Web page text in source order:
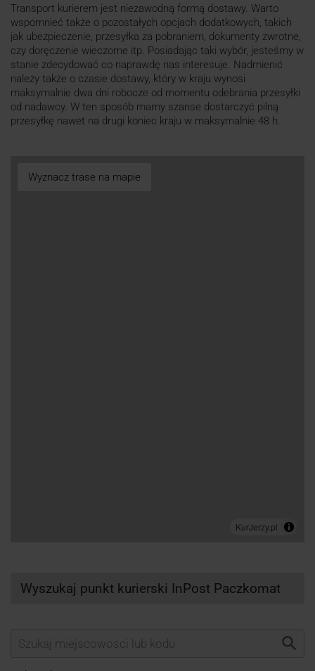
Transport kurierem jest niezawodną formą dostawy. Warto
wspomnieć także o pozostałych opcjach dodatkowych, takich
jak ubezpieczenie, przesyłka za pobraniem, dokumenty zwrotne,
czy doręczenie wieczorne itp. Posiadając taki wybór, jesteśmy w
stanie zdecydować co naprawdę nas interesuje. Nadmienić
należy także o czasie dostawy, który w kraju wynosi
maksymalnie dwa dni robocze od momentu odebrania przesyłki
od nadawcy. W ten sposób mamy szanse dostarczyć pilną
przesyłkę nawet na drugi koniec kraju w maksymalnie 48 h.
Wyznacz trase na mapie
Wyszukaj punkt kurierski InPost Paczkomat